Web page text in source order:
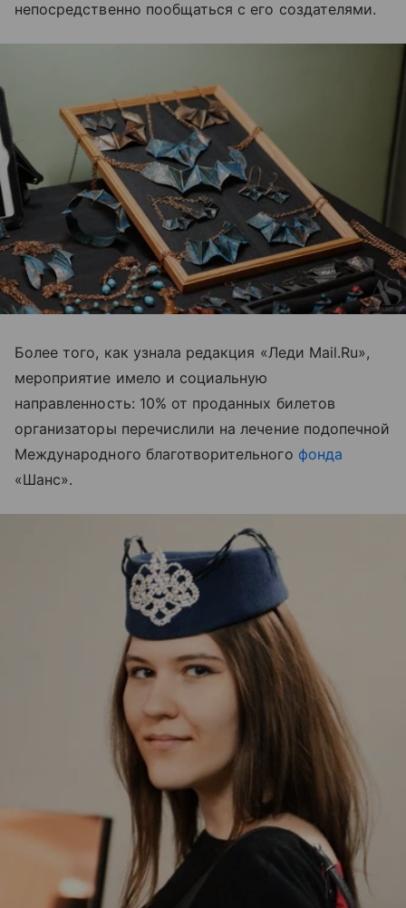
непосредственно пообщаться с его создателями.
Более того, как узнала редакция «Леди Mail.Ru»,
мероприятие имело и социальную
направленность: 10% от проданных билетов
организаторы перечислили на лечение подопечной
Международного благотворительного фонда
«Шанс».